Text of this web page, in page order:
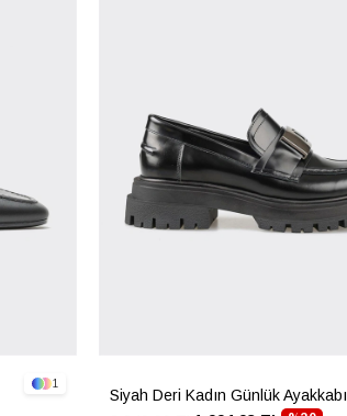
1
Siyah Deri Kadın Günlük Ayakkabı